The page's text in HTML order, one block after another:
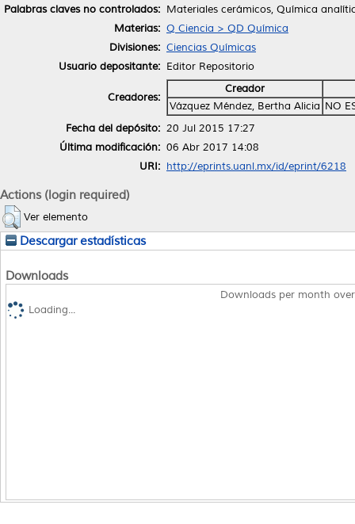
Palabras claves no controlados: Materiales cerámicos, Química
Materias: Q Ciencia > QD Química
Divisiones: Ciencias Químicas
Usuario depositante: Editor Repositorio
Creadores:
Creador
Vázquez Méndez, Bertha Alicia NO
Fecha del depósito: 20 Jul 2015 17:27
Última modificación: 06 Abr 2017 14:08
URI: http://eprints.uanl.mx/id/eprint/6218
Actions (login required)
Ver elemento
Descargar estadísticas
Downloads
Downloads per month
Loading...